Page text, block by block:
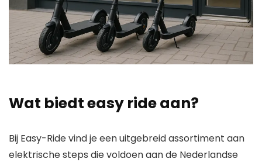
Wat biedt easy ride aan?
Bij Easy-Ride vind je een uitgebreid assortiment aan
elektrische steps die voldoen aan de Nederlandse